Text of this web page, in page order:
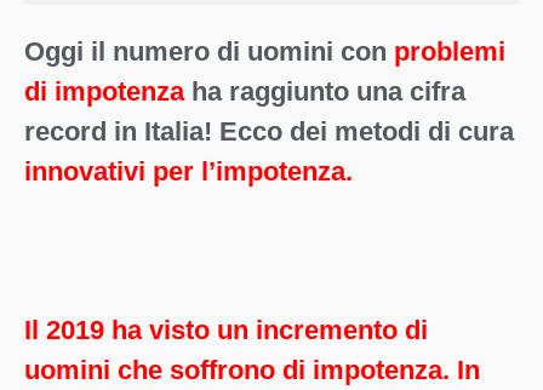
Oggi il numero di uomini con problemi
di impotenzaha raggiunto una cifra
record in Italia! Ecco dei metodi di cura
innovativi per l’impotenza.
Il 2019 ha visto un incremento di
uomini che soffrono di impotenza. In